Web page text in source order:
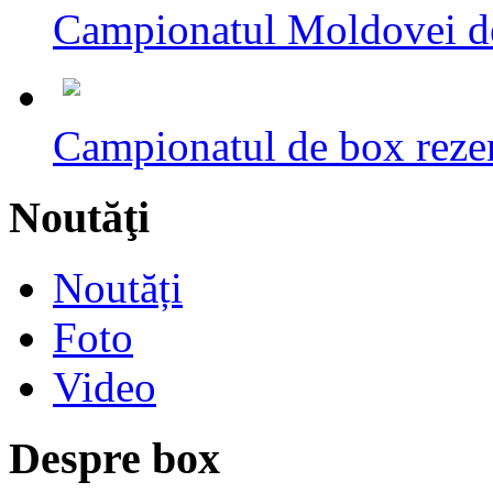
Campionatul Moldovei
Campionatul de box
Noutăţi
Noutăți
Foto
Video
Despre box